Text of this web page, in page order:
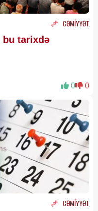
CƏMİYYƏT
bu tarixdə
0 0
CƏMİYYƏT